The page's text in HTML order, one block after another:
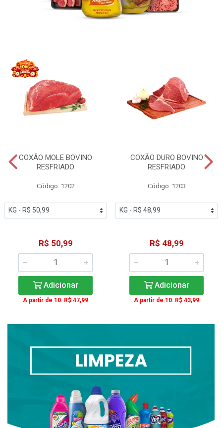
COXÃO MOLE BOVINO
RESFRIADO
Código: 1202
R$ 50,99
Adicionar
A partir de 10: R$ 47,99
COXÃO DURO BOVINO
RESFRIADO
Código: 1203
R$ 48,99
Adicionar
A partir de 10: R$ 43,99